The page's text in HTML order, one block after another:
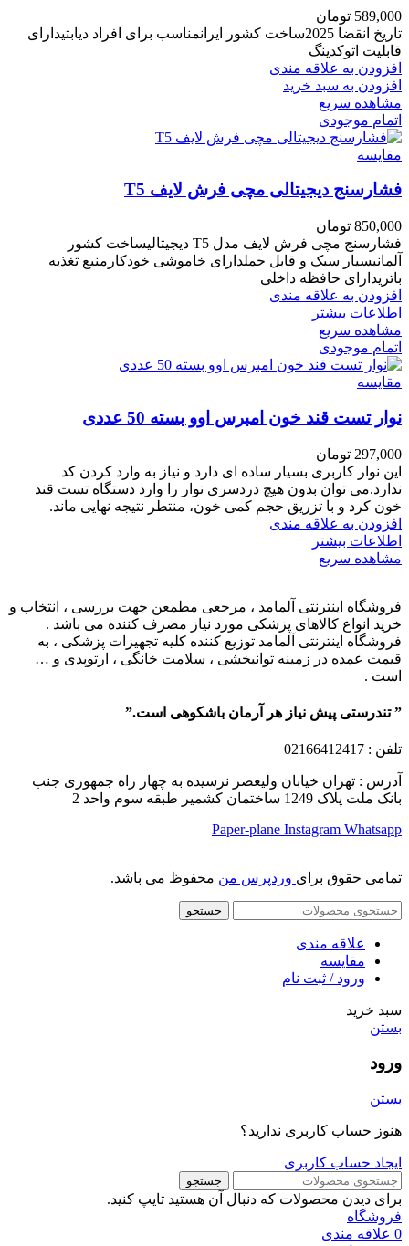
589,000 تومان
تاریخ انقضا 2025ساخت کشور ایرانمناسب برای افراد دیابتیدارای
قابلیت اتوکدینگ
افزودن به علاقه مندی
افزودن به سبد خرید
مشاهده سریع
اتمام موجودی
مقایسه
فشارسنج دیجیتالی مچی فرش لایف T5
850,000 تومان
فشارسنج مچی فرش لایف مدل T5 دیجیتالیساخت کشور
آلمانبسیار سبک و قابل حملدارای خاموشی خودکارمنبع تغذیه
باتریدارای حافظه داخلی
افزودن به علاقه مندی
اطلاعات بیشتر
مشاهده سریع
اتمام موجودی
مقایسه
نوار تست قند خون امبرس اوو بسته 50 عددی
297,000 تومان
این نوار کاربری بسیار ساده ای دارد و نیاز به وارد کردن کد
ندارد.می توان بدون هیچ دردسری نوار را وارد دستگاه تست قند
خون کرد و با تزریق حجم کمی خون، منتطر نتیجه نهایی ماند.
افزودن به علاقه مندی
اطلاعات بیشتر
مشاهده سریع
فروشگاه اینترنتی آلمامد ، مرجعی مطمعن جهت بررسی ، انتخاب و
خرید انواع کالاهای پزشکی مورد نیاز مصرف کننده می باشد .
فروشگاه اینترنتی آلمامد توزیع کننده کلیه تجهیزات پزشکی ، به
قیمت عمده در زمینه توانبخشی ، سلامت خانگی ، ارتوپدی و …
است .
” تندرستی پیش نیاز هر آرمان باشکوهی است.”
تلفن : 02166412417
آدرس : تهران خیابان ولیعصر نرسیده به چهار راه جمهوری جنب
بانک ملت پلاک 1249 ساختمان کشمیر طبقه سوم واحد 2
Paper-plane Instagram Whatsapp
تمامی حقوق برای وردپرس من محفوظ می باشد.
جستجو
علاقه مندی
مقایسه
ورود / ثبت نام
سبد خرید
بستن
ورود
بستن
هنوز حساب کاربری ندارید؟
ایجاد حساب کاربری
جستجو
برای دیدن محصولات که دنبال آن هستید تایپ کنید.
فروشگاه
0 علاقه مندی